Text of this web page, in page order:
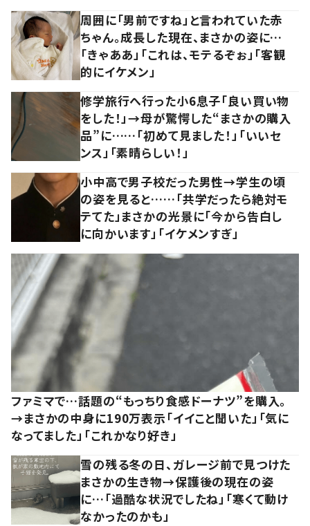
周囲に「男前ですね」と言われていた赤
ちゃん。成長した現在、まさかの姿に…
「きゃああ」「これは、モテるぞぉ」「客観
的にイケメン」
修学旅行へ行った小6息子「良い買い物
をした！」→母が驚愕した“まさかの購入
品”に……「初めて見ました！」「いいセ
ンス」「素晴らしい！」
小中高で男子校だった男性→学生の頃
の姿を見ると……「共学だったら絶対モ
テてた」まさかの光景に「今から告白し
に向かいます」「イケメンすぎ」
ファミマで…話題の“もっちり食感ドーナツ”を購入。
→まさかの中身に190万表示「イイこと聞いた」「気に
なってました」「これかなり好き」
雪の残る冬の日、ガレージ前で見つけた
まさかの生き物→保護後の現在の姿
に…「過酷な状況でしたね」「寒くて動け
なかったのかも」